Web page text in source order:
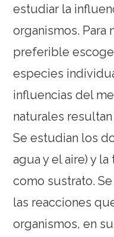
estudiar la
organismos. Para
preferible
especies
influencias del
naturales
Se estudian los
agua y el aire) y
como sustrato.
las reacciones
organismos, en